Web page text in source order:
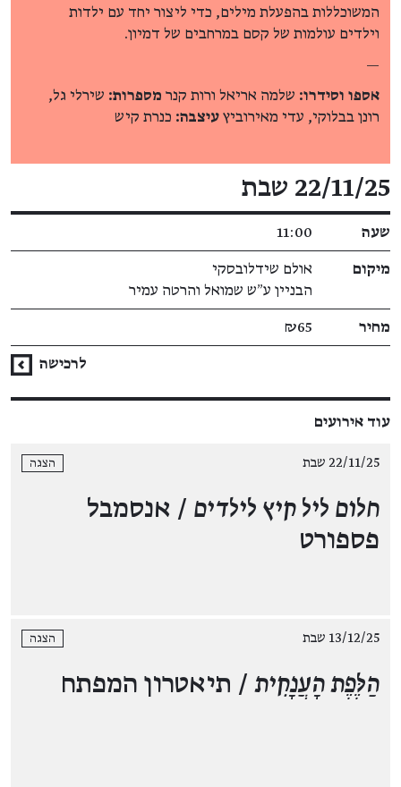
המשוכללות בהפעלת מילים, כדי ליצור יחד עם ילדות
וילדים עולמות של קסם במרחבים של דמיון.
—
אספו וסידרו: שלמה אריאל ורות קנר מספרות: שירלי גל,
רונן בבלוקי, עדי מאירוביץ עיצבה: כנרת קיש
פרטי האירוע
22/11/25 שבת
שעה 11:00
מיקום
אולם שידלובסקי
הבניין ע״ש שמואל והרטה עמיר
מחיר ₪65
לרכישה
עוד אירועים
22/11/25 שבת הצגה
חלום ליל קיץ לילדים / אנסמבל
פספורט
13/12/25 שבת הצגה
הַלֶּפֶת הָעֲנָקִית / תיאטרון המפתח